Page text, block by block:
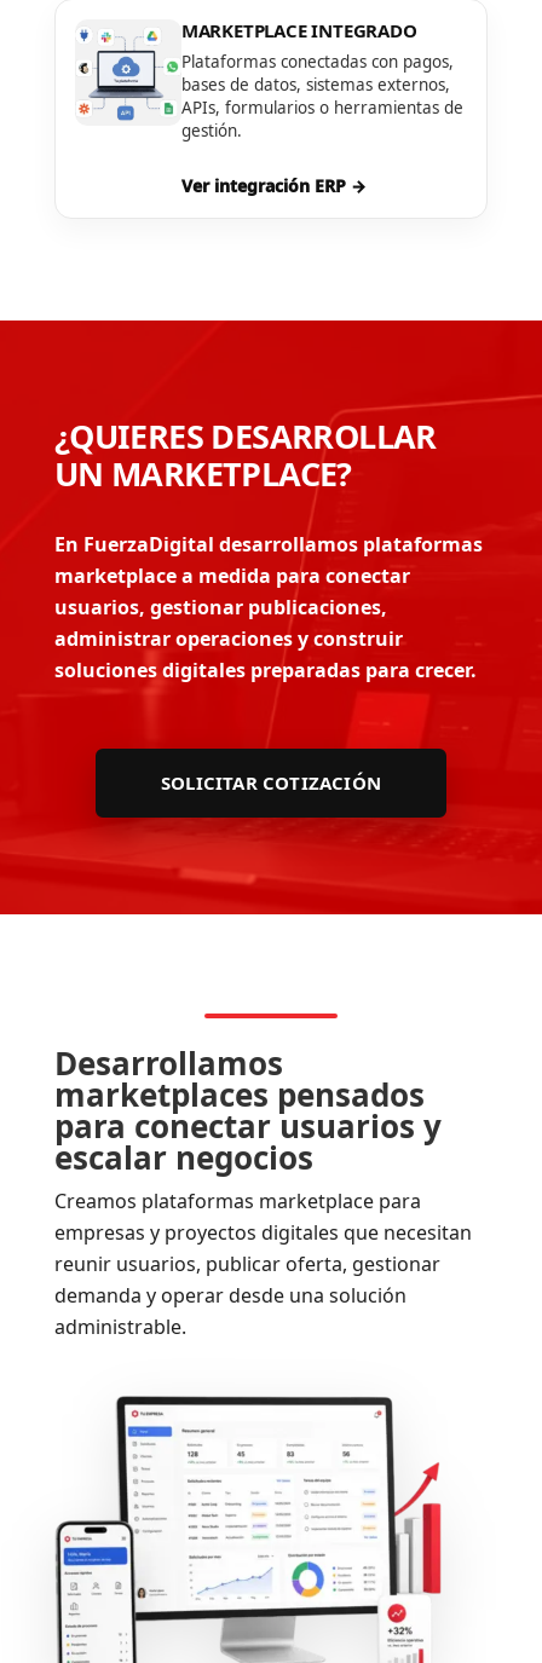
MARKETPLACE INTEGRADO
Plataformas conectadas con pagos,
bases de datos, sistemas externos,
APIs, formularios o herramientas de
gestión.
Ver integración ERP →
¿QUIERES DESARROLLAR
UN MARKETPLACE?
En FuerzaDigital desarrollamos plataformas
marketplace a medida para conectar
usuarios, gestionar publicaciones,
administrar operaciones y construir
soluciones digitales preparadas para crecer.
SOLICITAR COTIZACIÓN
Desarrollamos
marketplaces pensados
para conectar usuarios y
escalar negocios
Creamos plataformas marketplace para
empresas y proyectos digitales que necesitan
reunir usuarios, publicar oferta, gestionar
demanda y operar desde una solución
administrable.